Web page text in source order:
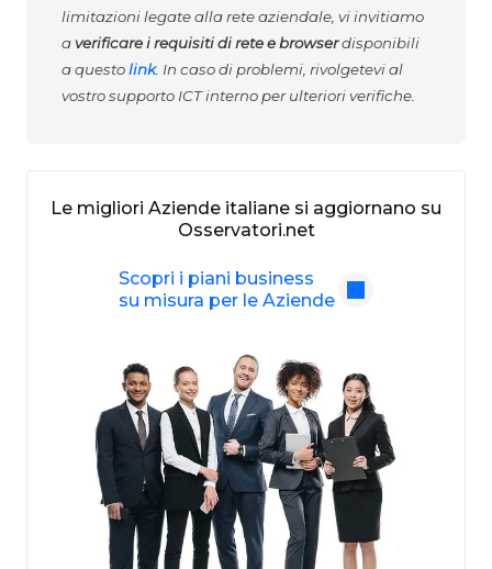
limitazioni legate alla rete aziendale, vi invitiamo
averificare i requisiti di rete e browserdisponibili
a questolink. In caso di problemi, rivolgetevi al
vostro supporto ICT interno per ulteriori verifiche.
Le migliori Aziende italiane si aggiornano su
Osservatori.net
Scopri i piani business
su misura per le Aziende